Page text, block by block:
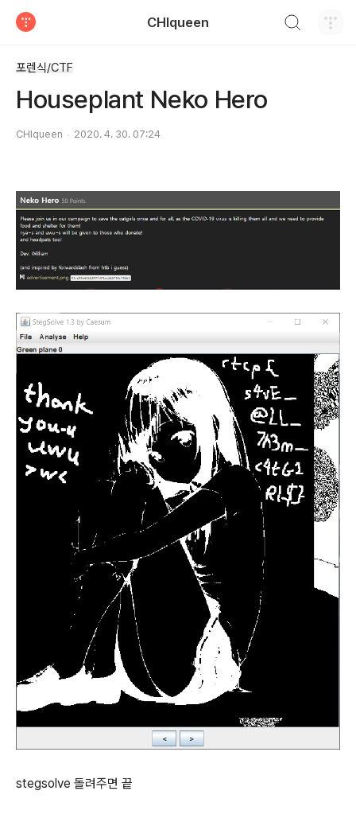
CHIqueen
포렌식/CTF
Houseplant Neko Hero
CHIqueen 2020. 4. 30. 07:24
stegsolve 돌려주면 끝